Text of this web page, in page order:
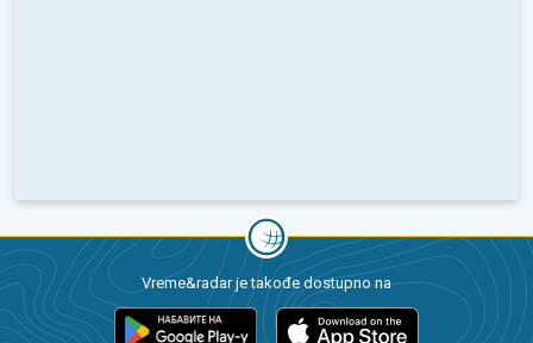
Vreme&radar je takođe dostupno na